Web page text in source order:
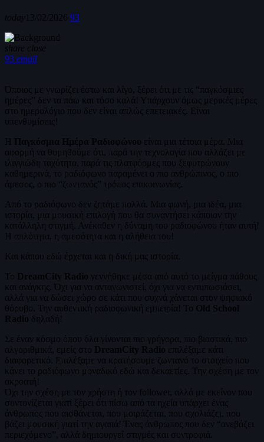
today 13/02/2026 93
share close
93 email
Όποιος με γνωρίζει έστω και λίγο, ξέρει ότι με τις “παγκόσμιες
ημέρες” δεν τα πάω και τόσο καλά! Υπάρχουν όμως μερικές μέρες
στο ημερολόγιο που δεν είναι απλώς επετειακές. Είναι
υπενθυμίσεις!
Η Παγκόσμια Ημέρα Ραδιοφώνου είναι μια τέτοια μέρα. Μια
αφορμή να θυμηθούμε ότι, παρά την τεχνολογία που αλλάζει με
ιλιγγιώδη ταχύτητα, παρά τις πλατφόρμες που ξεφυτρώνουν
καθημερινά, το ραδιόφωνο παραμένει ο πιο ανθρώπινος, ο πιο
άμεσος, ο πιο “ζωντανός” τρόπος επικοινωνίας.
Από το ραδιόφωνο δεν ζητάμε πολλά. Μια φωνή, μια ιδέα, μια
ιστορία, μια μουσική επιλογή που θα συναντήσει κάποιον την
κατάλληλη στιγμή. Ανέκαθεν η δύναμη του ραδιοφώνου ήταν αυτή!
Η απλότητα, η αμεσότητα και η αλήθεια του!
Και κάπου εδώ έρχεται και η δική μας ιστορία.
Το DreamCity Radio γεννήθηκε μέσα από αυτό το μείγμα πάθους
και ανάγκης. Όχι για να ανταγωνιστεί, όχι για να εντυπωσιάσει,
αλλά για να δώσει χώρο σε κάτι που συχνά χάνεται στον ψηφιακό
θόρυβο. Την αυθεντική ραδιοφωνική εμπειρία! Το Old School
Radio δηλαδή!
Σε έναν κόσμο όπου όλα γίνονται πιο γρήγορα, πιο βιαστικά, πιο
αλγοριθμικά, εμείς στο DreamCity Radio επιλέξαμε κάτι
διαφορετικό. Επιλέξαμε να κρατήσουμε ζωντανό το στοιχείο που
κάνει το ραδιόφωνο μοναδικό εδώ και δεκαετίες. Την σχέση με τον
ακροατή!
Όχι την σχέση με τον χρήστη ή τον follower, αλλά με εκείνον που
συντονίζεται γιατί ξέρει ότι πίσω από τα ηχεία υπάρχει ένας
άνθρωπος που αισθάνεται, που μοιράζεται, που σχολιάζει, που
βάζει μουσική γιατί την αγαπά! Ένας άνθρωπος που δεν “ανεβάζει
περιεχόμενο”, αλλά δημιουργεί στιγμές και συντροφιά.